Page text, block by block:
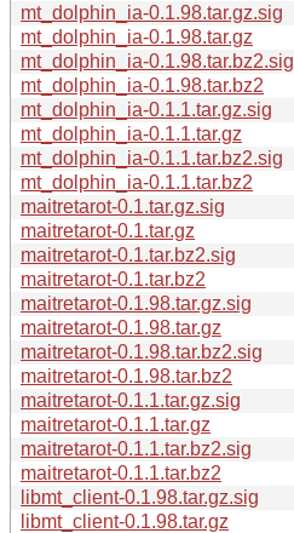
mt_dolphin_ia-0.1.98.tar.gz.sig
mt_dolphin_ia-0.1.98.tar.gz
mt_dolphin_ia-0.1.98.tar.bz2.sig
mt_dolphin_ia-0.1.98.tar.bz2
mt_dolphin_ia-0.1.1.tar.gz.sig
mt_dolphin_ia-0.1.1.tar.gz
mt_dolphin_ia-0.1.1.tar.bz2.sig
mt_dolphin_ia-0.1.1.tar.bz2
maitretarot-0.1.tar.gz.sig
maitretarot-0.1.tar.gz
maitretarot-0.1.tar.bz2.sig
maitretarot-0.1.tar.bz2
maitretarot-0.1.98.tar.gz.sig
maitretarot-0.1.98.tar.gz
maitretarot-0.1.98.tar.bz2.sig
maitretarot-0.1.98.tar.bz2
maitretarot-0.1.1.tar.gz.sig
maitretarot-0.1.1.tar.gz
maitretarot-0.1.1.tar.bz2.sig
maitretarot-0.1.1.tar.bz2
libmt_client-0.1.98.tar.gz.sig
libmt_client-0.1.98.tar.gz